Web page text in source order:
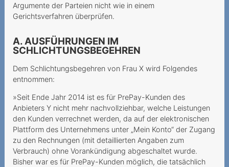
Argumente der Parteien nicht wie in einem
Gerichtsverfahren überprüfen.
A. AUSFÜHRUNGEN IM
SCHLICHTUNGSBEGEHREN
Dem Schlichtungsbegehren von Frau X wird Folgendes
entnommen:
»Seit Ende Jahr 2014 ist es für PrePay-Kunden des
Anbieters Y nicht mehr nachvollziehbar, welche Leistungen
den Kunden verrechnet werden, da auf der elektronischen
Plattform des Unternehmens unter „Mein Konto“ der Zugang
zu den Rechnungen (mit detaillierten Angaben zum
Verbrauch) ohne Vorankündigung abgeschaltet wurde.
Bisher war es für PrePay-Kunden möglich, die tatsächlich
Une option Roaming
Rückabwicklung des
Kaufvertrags aufgrund
Urteilsunfähigkeit
Unrechtmässiger
Halterwechsel nach
Portierung
Appels internationaux
depuis la Suisse ≠ Roaming